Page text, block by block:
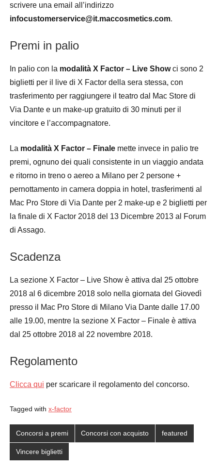
scrivere una email all’indirizzo
infocustomerservice@it.maccosmetics.com.
Premi in palio
In palio con la modalità X Factor – Live Showci sono 2
biglietti per il live di X Factor della sera stessa, con
trasferimento per raggiungere il teatro dal Mac Store di
Via Dante e un make-up gratuito di 30 minuti per il
vincitore e l’accompagnatore.
La modalità X Factor – Finale mette invece in palio tre
premi, ognuno dei quali consistente in un viaggio andata
e ritorno in treno o aereo a Milano per 2 persone +
pernottamento in camera doppia in hotel, trasferimenti al
Mac Pro Store di Via Dante per 2 make-up e 2 biglietti per
la finale di X Factor 2018 del 13 Dicembre 2013 al Forum
di Assago.
Scadenza
La sezione X Factor – Live Show è attiva dal 25 ottobre
2018 al 6 dicembre 2018 solo nella giornata del Giovedì
presso il Mac Pro Store di Milano Via Dante dalle 17.00
alle 19.00, mentre la sezione X Factor – Finale è attiva
dal 25 ottobre 2018 al 22 novembre 2018.
Regolamento
Clicca qui per scaricare il regolamento del concorso.
Tagged with x-factor
Concorsi a premi Concorsi con acquisto featured
Vincere biglietti